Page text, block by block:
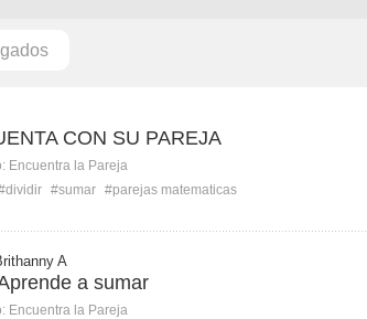
CON SU PAREJA
Encuentra la Pareja
#sumar #parejas matematicas
A
a sumar
Encuentra la Pareja